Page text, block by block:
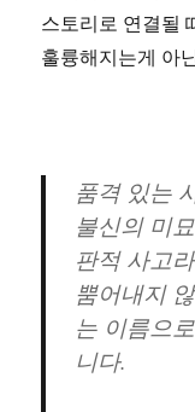
스토리로 연결될
훌륭해지는게 아
품격 있는
불신의 미
판적 사고
뿜어내지
는 이름으
니다.